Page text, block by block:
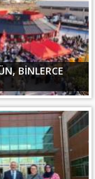
BİNLERCE